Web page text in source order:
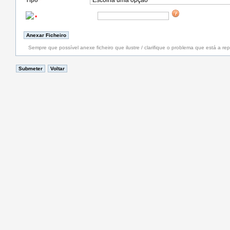
*
Sempre que possível anexe ficheiro que ilustre / clarifique o problema que está a